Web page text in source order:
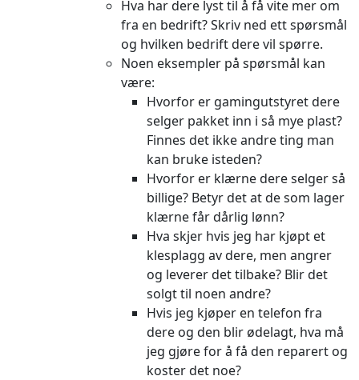
Hva har dere lyst til å få vite mer om
fra en bedrift? Skriv ned ett spørsmål
og hvilken bedrift dere vil spørre.
Noen eksempler på spørsmål kan
være:
Hvorfor er gamingutstyret dere
selger pakket inn i så mye plast?
Finnes det ikke andre ting man
kan bruke isteden?
Hvorfor er klærne dere selger så
billige? Betyr det at de som lager
klærne får dårlig lønn?
Hva skjer hvis jeg har kjøpt et
klesplagg av dere, men angrer
og leverer det tilbake? Blir det
solgt til noen andre?
Hvis jeg kjøper en telefon fra
dere og den blir ødelagt, hva må
jeg gjøre for å få den reparert og
koster det noe?